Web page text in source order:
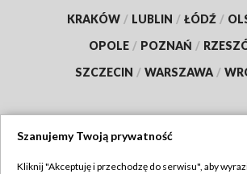
KRAKÓW / LUBLIN / ŁÓDŹ /
OPOLE / POZNAŃ /
SZCZECIN / WARSZAWA /
Szanujemy Twoją prywatność
Kliknij "Akceptuję i przechodzę do serwisu", aby